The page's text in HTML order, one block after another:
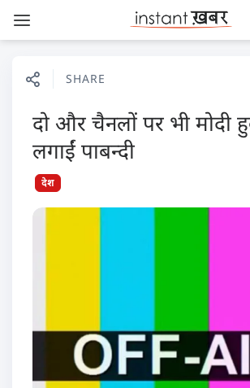
SHARE
दो और चैनलों पर भी मोदी
लगाईं पाबन्दी
देश